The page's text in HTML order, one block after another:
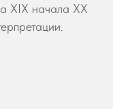
XIX начала XX